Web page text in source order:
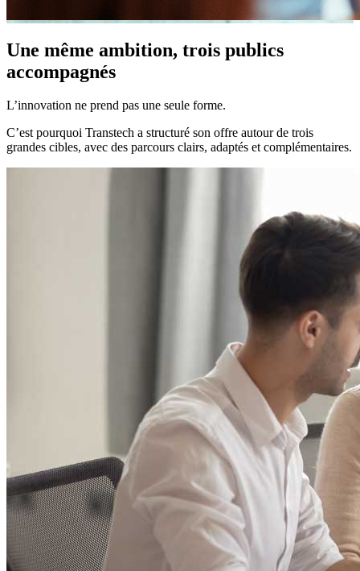
Une même ambition, trois publics
accompagnés
L’innovation ne prend pas une seule forme.
C’est pourquoi Transtech a structuré son offre autour de trois
grandes cibles, avec des parcours clairs, adaptés et complémentaires.